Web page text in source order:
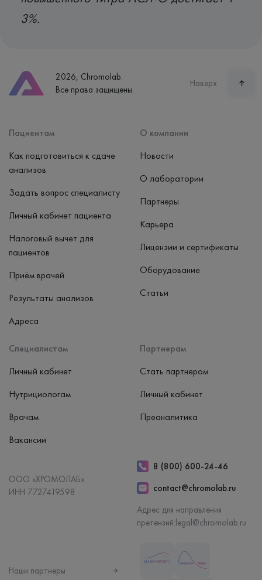
3%.
2026, Chromolab.
Все права защищены.
Наверх
Пациентам
Как подготовиться к сдаче
анализов
Задать вопрос специалисту
Личный кабинет пациента
Налоговый вычет для
пациентов
Приём врачей
Результаты анализов
Адреса
Специалистам
Личный кабинет
Нутрициологам
Врачам
Вакансии
Партнерам
Стать партнером
Личный кабинет
Преаналитика
О компании
Новости
О лаборатории
Партнеры
Карьера
Лицензии и сертификаты
Оборудование
Статьи
ООО «ХРОМОЛАБ»
ИНН 7727419598
8 (800) 600-24-46
contact@chromolab.ru
Адрес для направления
претензий:legal@chromolab.ru
Наши партнеры